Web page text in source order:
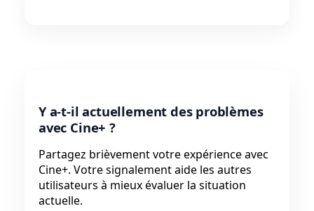
Y a-t-il actuellement des problèmes
avec Cine+ ?
Partagez brièvement votre expérience avec
Cine+. Votre signalement aide les autres
utilisateurs à mieux évaluer la situation
actuelle.